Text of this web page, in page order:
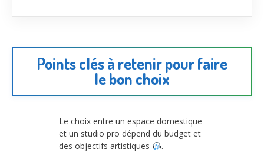
Points clés à retenir pour faire
le bon choix
Le choix entre un espace domestique
et un studio pro dépend du budget et
des objectifs artistiques
.